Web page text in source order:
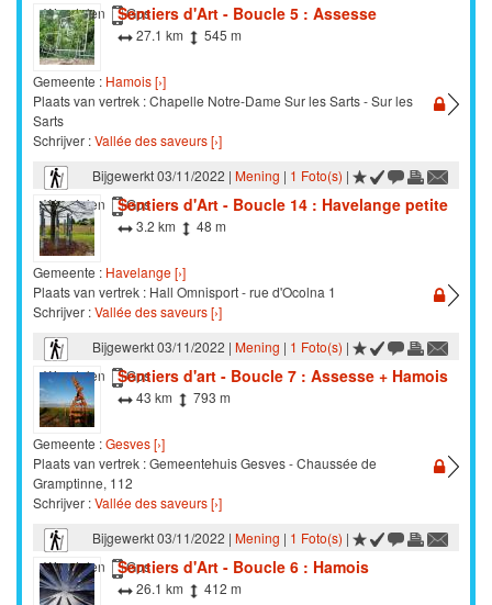
Wandelen
Gps
Sentiers d'Art - Boucle 5 : Assesse
27.1 km 545 m
Gemeente : Hamois [›]
Plaats van vertrek : Chapelle Notre-Dame Sur les Sarts - Sur les
Sarts
Schrijver :Vallée des saveurs [›]
Bijgewerkt 03/11/2022 | Mening | 1 Foto(s) |
Wandelen
Gps
Sentiers d'Art - Boucle 14 : Havelange petite
3.2 km 48 m
Gemeente : Havelange [›]
Plaats van vertrek : Hall Omnisport - rue d'Ocolna 1
Schrijver :Vallée des saveurs [›]
Bijgewerkt 03/11/2022 | Mening | 1 Foto(s) |
Wandelen
Gps
Sentiers d'art - Boucle 7 : Assesse + Hamois
43 km 793 m
Gemeente :Gesves [›]
Plaats van vertrek : Gemeentehuis Gesves - Chaussée de
Gramptinne, 112
Schrijver :Vallée des saveurs [›]
Bijgewerkt 03/11/2022 | Mening | 1 Foto(s) |
Wandelen
Gps
Sentiers d'Art - Boucle 6 : Hamois
26.1 km 412 m